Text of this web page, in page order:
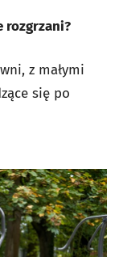
rozgrzani?
z małymi
się po